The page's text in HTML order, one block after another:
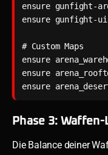
ensure gunfight-
ensure gunfight-ui
# Custom Maps
ensure
ensure
ensure
Phase 3:
Die Balance deiner